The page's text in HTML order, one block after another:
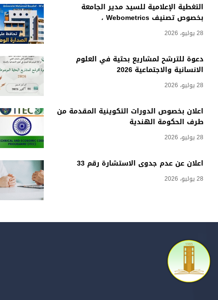
التغطية الإعلامية للسيد مدير الجامعة
بخصوص تصنيف Webometrics ،
28 يوليو، 2026
دعوة للترشح لمشاريع بحثية في العلوم
الانسانية والاجتماعية 2026
28 يوليو، 2026
اعلان بخصوص الدورات التكوينية المقدمة من
طرف الحكومة الهندية
28 يوليو، 2026
اعلان عن عدم جدوى الاستشارة رقم 33
28 يوليو، 2026